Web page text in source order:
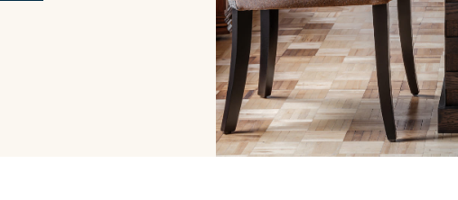
Брутал Бэйсик